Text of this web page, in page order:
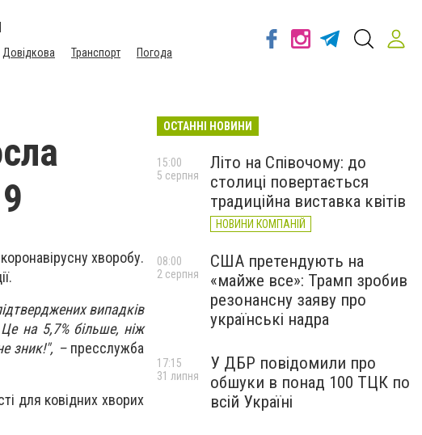
Довідкова Транспорт Погода
хворобу.
випадків
на 5,7% більше, ніж
зник!", – пресслужба
для ковідних хворих
ОСТАННІ НОВИНИ
Літо на Співочому: до
столиці повертається
традиційна виставка квітів
НОВИНИ КОМПАНІЙ
15:00
5 серпня
США претендують на
«майже все»: Трамп зробив
резонансну заяву про
українські надра
08:00
2 серпня
У ДБР повідомили про
обшуки в понад 100 ТЦК по
всій Україні
17:15
31 липня